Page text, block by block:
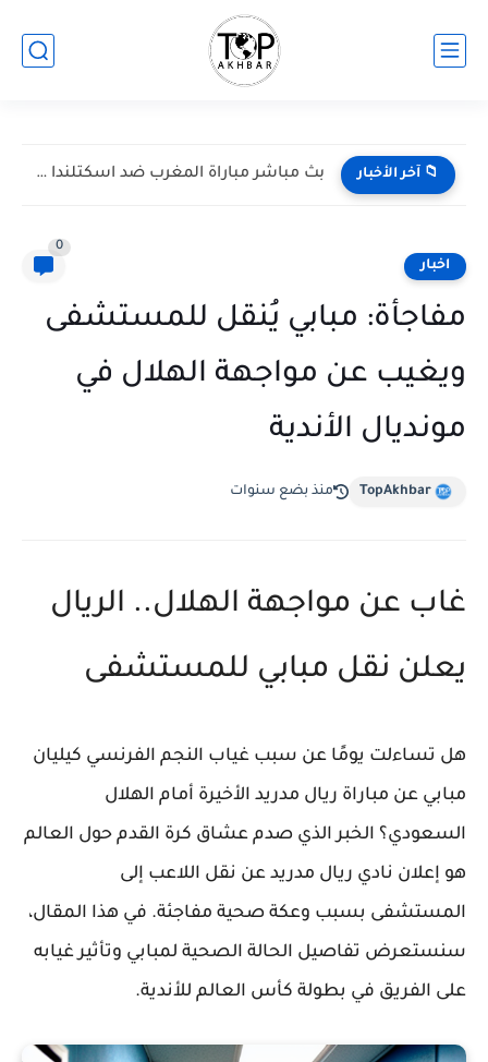
📁 آخر الأخبار بث مباشر مباراة المغرب ضد اسكتلندا في كأس العالم 2026...
اخبار
0
مفاجأة: مبابي يُنقل للمستشفى
ويغيب عن مواجهة الهلال في
مونديال الأندية
TopAkhbar منذ بضع سنوات
غاب عن مواجهة الهلال.. الريال
يعلن نقل مبابي للمستشفى
هل تساءلت يومًا عن سبب غياب النجم الفرنسي كيليان
مبابي عن مباراة ريال مدريد الأخيرة أمام الهلال
السعودي؟ الخبر الذي صدم عشاق كرة القدم حول العالم
هو إعلان نادي ريال مدريد عن نقل اللاعب إلى
المستشفى بسبب وعكة صحية مفاجئة. في هذا المقال،
سنستعرض تفاصيل الحالة الصحية لمبابي وتأثير غيابه
على الفريق في بطولة كأس العالم للأندية.